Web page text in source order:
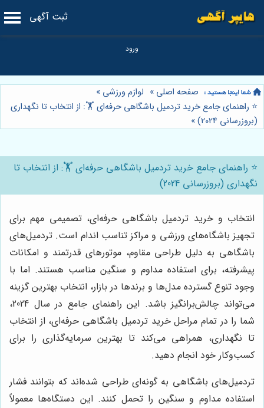
ثبت آگهی
صفحه اصلی » لوازم ورزشی »
⭐️ راهنمای جامع خرید تردمیل باشگاهی حرفه‌ای 🏋️: از انتخاب تا نگهداری
(بروزرسانی 2024)
»
⭐️ راهنمای جامع خرید تردمیل باشگاهی حرفه‌ای 🏋️: از انتخاب تا
نگهداری (بروزرسانی 2024)
انتخاب و خرید تردمیل باشگاهی حرفه‌ای، تصمیمی مهم برای
تجهیز باشگاه‌های ورزشی و مراکز تناسب اندام است. تردمیل‌های
باشگاهی به دلیل طراحی مقاوم، موتورهای قدرتمند و امکانات
پیشرفته، برای استفاده مداوم و سنگین مناسب هستند. اما با
وجود تنوع گسترده مدل‌ها و برندها در بازار، انتخاب بهترین گزینه
می‌تواند چالش‌برانگیز باشد. این راهنمای جامع در سال 2024،
شما را در تمام مراحل خرید تردمیل باشگاهی حرفه‌ای، از انتخاب
تا نگهداری، همراهی می‌کند تا بهترین سرمایه‌گذاری را برای
کسب‌وکار خود انجام دهید.
تردمیل‌های باشگاهی به گونه‌ای طراحی شده‌اند که بتوانند فشار
استفاده مداوم و سنگین را تحمل کنند. این دستگاه‌ها معمولاً